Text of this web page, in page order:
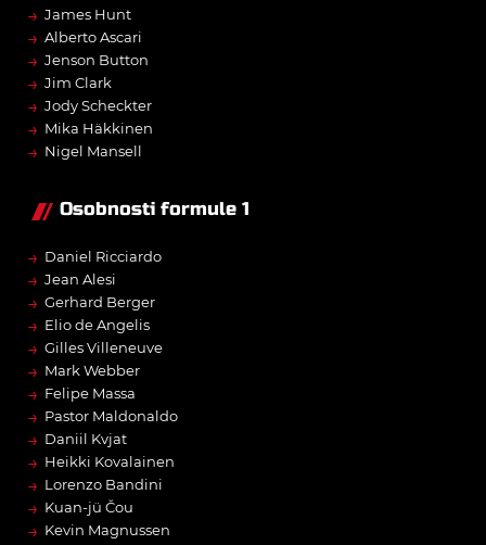
→ James Hunt
→ Alberto Ascari
→ Jenson Button
→ Jim Clark
→ Jody Scheckter
→ Mika Häkkinen
→ Nigel Mansell
Osobnosti formule 1
→ Daniel Ricciardo
→ Jean Alesi
→ Gerhard Berger
→ Elio de Angelis
→ Gilles Villeneuve
→ Mark Webber
→ Felipe Massa
→ Pastor Maldonaldo
→ Daniil Kvjat
→ Heikki Kovalainen
→ Lorenzo Bandini
→ Kuan-jü Čou
→ Kevin Magnussen